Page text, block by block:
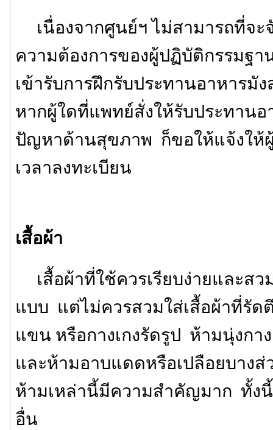
เนื่องจากศูนย์ฯ ไม่สามารถที่จะ
ความต้องการของผู้ปฏิบัติกรรมฐ
เข้ารับการฝึกรับประทานอาหารมั
หากผู้ใดที่แพทย์สั่งให้รับประทานอ
ปัญหาด้านสุขภาพ ก็ขอให้แจ้งให้
เวลาลงทะเบียน
เสื้อผ้า
เสื้อผ้าที่ใช้ควรเรียบง่ายและส
แบบ แต่ไม่ควรสวมใส่เสื้อผ้าที่รัด
แขน หรือกางเกงรัดรูป ห้ามนุ่งก
และห้ามอาบแดดหรือเปลือยบาง
ห้ามเหล่านี้มีความสำคัญมาก ทั้ง
อื่น